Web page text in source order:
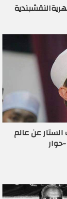
عن عالم
حوار